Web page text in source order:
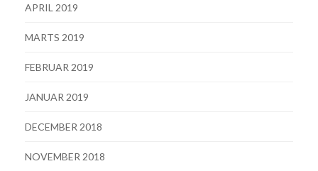
APRIL 2019
MARTS 2019
FEBRUAR 2019
JANUAR 2019
DECEMBER 2018
NOVEMBER 2018